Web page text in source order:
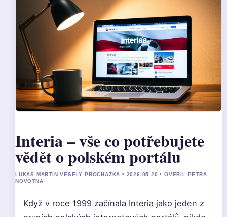
Interia – vše co potřebujete
vědět o polském portálu
LUKAS MARTIN VESELY PROCHAZKA • 2026-05-20 • OVERIL PETRA
NOVOTNA
Když v roce 1999 začínala Interia jako jeden z